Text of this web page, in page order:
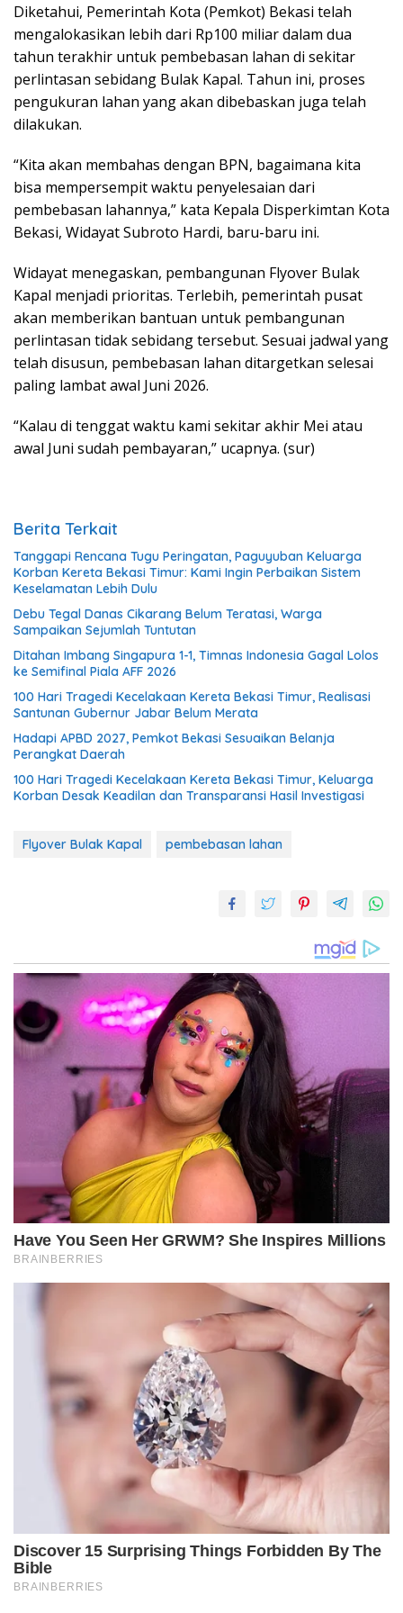
Diketahui, Pemerintah Kota (Pemkot) Bekasi telah
mengalokasikan lebih dari Rp100 miliar dalam dua
tahun terakhir untuk pembebasan lahan di sekitar
perlintasan sebidang Bulak Kapal. Tahun ini, proses
pengukuran lahan yang akan dibebaskan juga telah
dilakukan.
“Kita akan membahas dengan BPN, bagaimana kita
bisa mempersempit waktu penyelesaian dari
pembebasan lahannya,” kata Kepala Disperkimtan Kota
Bekasi, Widayat Subroto Hardi, baru-baru ini.
Widayat menegaskan, pembangunan Flyover Bulak
Kapal menjadi prioritas. Terlebih, pemerintah pusat
akan memberikan bantuan untuk pembangunan
perlintasan tidak sebidang tersebut. Sesuai jadwal yang
telah disusun, pembebasan lahan ditargetkan selesai
paling lambat awal Juni 2026.
“Kalau di tenggat waktu kami sekitar akhir Mei atau
awal Juni sudah pembayaran,” ucapnya. (sur)
Berita Terkait
Tanggapi Rencana Tugu Peringatan, Paguyuban Keluarga
Korban Kereta Bekasi Timur: Kami Ingin Perbaikan Sistem
Keselamatan Lebih Dulu
Debu Tegal Danas Cikarang Belum Teratasi, Warga
Sampaikan Sejumlah Tuntutan
Ditahan Imbang Singapura 1-1, Timnas Indonesia Gagal Lolos
ke Semifinal Piala AFF 2026
100 Hari Tragedi Kecelakaan Kereta Bekasi Timur, Realisasi
Santunan Gubernur Jabar Belum Merata
Hadapi APBD 2027, Pemkot Bekasi Sesuaikan Belanja
Perangkat Daerah
100 Hari Tragedi Kecelakaan Kereta Bekasi Timur, Keluarga
Korban Desak Keadilan dan Transparansi Hasil Investigasi
Flyover Bulak Kapal pembebasan lahan